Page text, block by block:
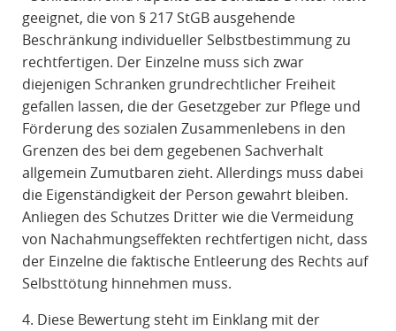
geeignet, die von § 217 StGB ausgehende
Beschränkung individueller Selbstbestimmung zu
rechtfertigen. Der Einzelne muss sich zwar
diejenigen Schranken grundrechtlicher Freiheit
gefallen lassen, die der Gesetzgeber zur Pflege und
Förderung des sozialen Zusammenlebens in den
Grenzen des bei dem gegebenen Sachverhalt
allgemein Zumutbaren zieht. Allerdings muss dabei
die Eigenständigkeit der Person gewahrt bleiben.
Anliegen des Schutzes Dritter wie die Vermeidung
von Nachahmungseffekten rechtfertigen nicht, dass
der Einzelne die faktische Entleerung des Rechts auf
Selbsttötung hinnehmen muss.
4. Diese Bewertung steht im Einklang mit der